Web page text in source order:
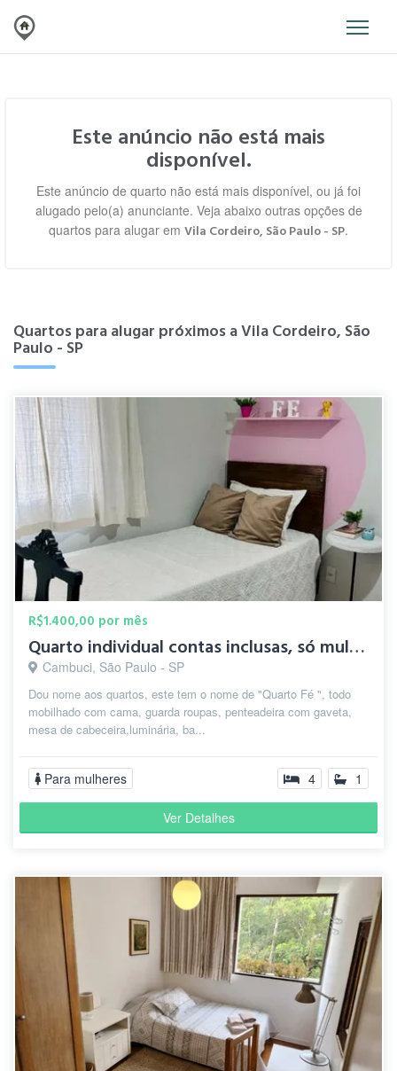
Este anúncio não está mais
disponível.
Este anúncio de quarto não está mais disponível, ou já foi
alugado pelo(a) anunciante. Veja abaixo outras opções de
quartos para alugar em Vila Cordeiro, São Paulo - SP.
Quartos para alugar próximos a Vila Cordeiro, São
Paulo - SP
R$1.400,00 por mês
Quarto individual contas inclusas, só mulheres.
Cambuci, São Paulo - SP
Dou nome aos quartos, este tem o nome de "Quarto Fé ", todo
mobilhado com cama, guarda roupas, penteadeira com gaveta,
mesa de cabeceira,luminária, ba...
Para mulheres 4 1
Ver Detalhes